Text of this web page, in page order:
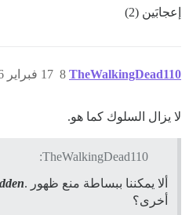
إعجابَين (2)
TheWalkingDead110 17 فبراير 2026، 5:57م 8
لا يزال السلوك كما هو.
TheWalkingDead110:
ألا يمكننا ببساطة منع ظهور .category-breadcrumb
أخرى؟